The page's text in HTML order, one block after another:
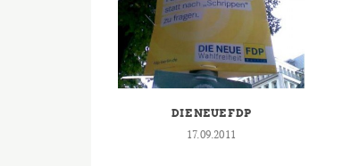
DIE NEUE FDP
17.09.2011